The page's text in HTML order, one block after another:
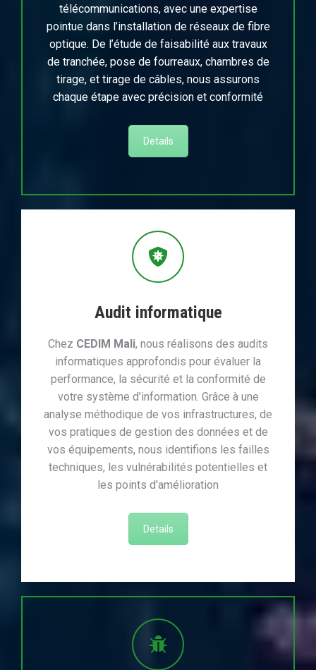
télécommunications, avec une expertise
pointue dans l’installation de réseaux de fibre
optique. De l’étude de faisabilité aux travaux
de tranchée, pose de fourreaux, chambres de
tirage, et tirage de câbles, nous assurons
chaque étape avec précision et conformité
Details
Audit informatique
Chez CEDIM Mali, nous réalisons des audits
informatiques approfondis pour évaluer la
performance, la sécurité et la conformité de
votre système d’information. Grâce à une
analyse méthodique de vos infrastructures, de
vos pratiques de gestion des données et de
vos équipements, nous identifions les failles
techniques, les vulnérabilités potentielles et
les points d’amélioration
Details